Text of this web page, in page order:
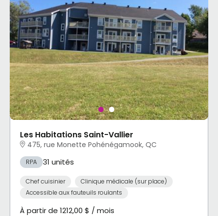
Les Habitations Saint-Vallier
475, rue Monette Pohénégamook, QC
RPA 31 unités
Chef cuisinier
Clinique médicale (sur place)
Accessible aux fauteuils roulants
À partir de 1212,00 $ / mois